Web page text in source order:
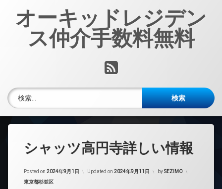
オーキッドレジデン
ス仲介手数料無料
RSS
検索:
シャッツ高円寺詳しい情報
Posted on 2024年9月1日 Updated on 2024年9月11日 bySEZIMO
カテゴリー:
東京都杉並区